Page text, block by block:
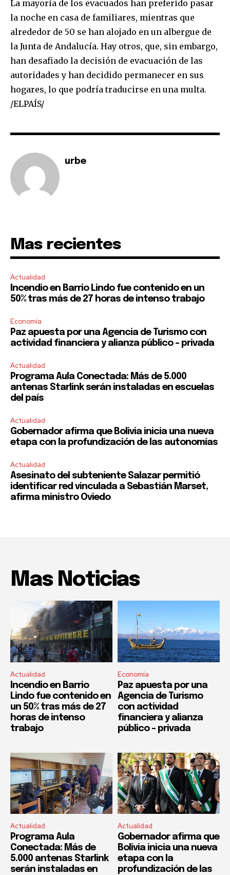
La mayoría de los evacuados han preferido pasar
la noche en casa de familiares, mientras que
alrededor de 50 se han alojado en un albergue de
la Junta de Andalucía. Hay otros, que, sin embargo,
han desafiado la decisión de evacuación de las
autoridades y han decidido permanecer en sus
hogares, lo que podría traducirse en una multa.
/ELPAÍS/
urbe
Mas recientes
Actualidad
Incendio en Barrio Lindo fue contenido en un
50% tras más de 27 horas de intenso trabajo
Economía
Paz apuesta por una Agencia de Turismo con
actividad financiera y alianza público – privada
Actualidad
Programa Aula Conectada: Más de 5.000
antenas Starlink serán instaladas en escuelas
del país
Actualidad
Gobernador afirma que Bolivia inicia una nueva
etapa con la profundización de las autonomías
Actualidad
Asesinato del subteniente Salazar permitió
identificar red vinculada a Sebastián Marset,
afirma ministro Oviedo
Mas Noticias
Actualidad
Incendio en Barrio
Lindo fue contenido en
un 50% tras más de 27
horas de intenso
trabajo
Economía
Paz apuesta por una
Agencia de Turismo
con actividad
financiera y alianza
público – privada
Actualidad
Programa Aula
Conectada: Más de
5.000 antenas Starlink
serán instaladas en
Actualidad
Gobernador afirma que
Bolivia inicia una nueva
etapa con la
profundización de las